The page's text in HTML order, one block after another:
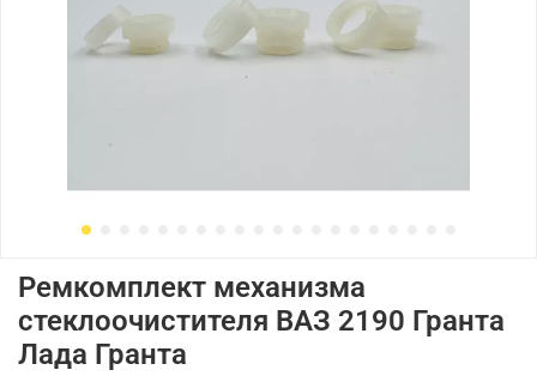
Ремкомплект механизма
стеклоочистителя ВАЗ 2190 Гранта
Лада Гранта